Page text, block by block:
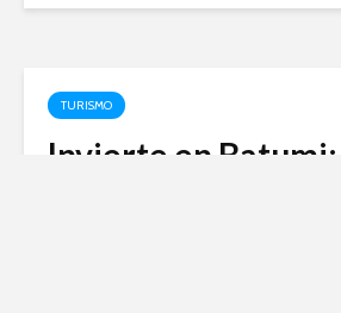
TURISMO
Invierte en Batumi: